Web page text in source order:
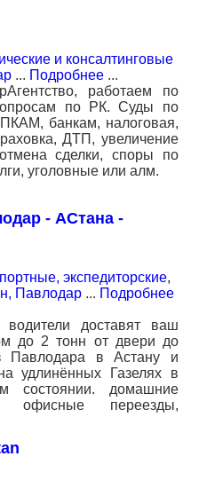
и консалтинговые
... Подробнее ...
работаем по
по РК. Суды по
банкам, налоговая,
ДТП, увеличение
сделки, споры по
уголовные или алм.
- АСтана -
экспедиторские,
Павлодар ... Подробнее
доставят ваш
до 2 тонн от двери до
Павлодара в Астану и
удлинённых Газелях в
состоянии. домашние
переезды,